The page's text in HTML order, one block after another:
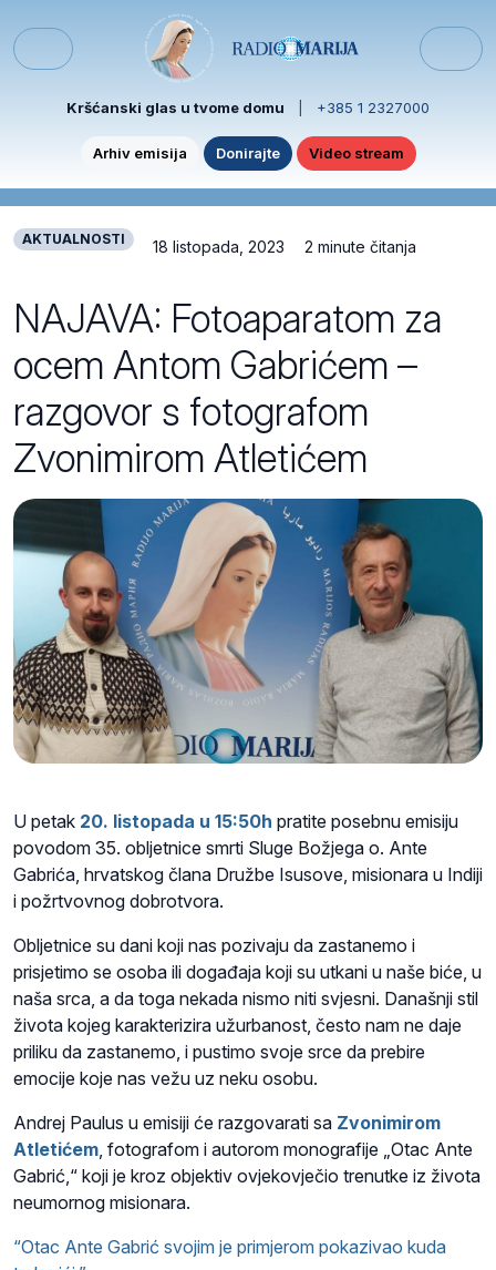
Menu
Kršćanski glas u tvome domu +385 1 2327000
Arhiv emisija Donirajte Video stream
AKTUALNOSTI 18 listopada, 2023 2 minute čitanja
NAJAVA: Fotoaparatom za
ocem Antom Gabrićem –
razgovor s fotografom
Zvonimirom Atletićem
U petak 20. listopada u 15:50h pratite posebnu emisiju
povodom 35. obljetnice smrti Sluge Božjega o. Ante
Gabrića, hrvatskog člana Družbe Isusove, misionara u Indiji
i požrtvovnog dobrotvora.
Obljetnice su dani koji nas pozivaju da zastanemo i
prisjetimo se osoba ili događaja koji su utkani u naše biće, u
naša srca, a da toga nekada nismo niti svjesni. Današnji stil
života kojeg karakterizira užurbanost, često nam ne daje
priliku da zastanemo, i pustimo svoje srce da prebire
emocije koje nas vežu uz neku osobu.
Andrej Paulus u emisiji će razgovarati sa Zvonimirom
Atletićem , fotografom i autorom monografije „Otac Ante
Gabrić,“ koji je kroz objektiv ovjekovječio trenutke iz života
neumornog misionara.
“Otac Ante Gabrić svojim je primjerom pokazivao kuda